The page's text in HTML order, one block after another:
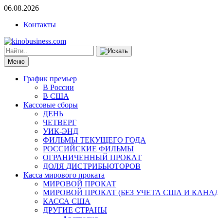
06.08.2026
Контакты
Меню
График премьер
В России
В США
Кассовые сборы
ДЕНЬ
ЧЕТВЕРГ
УИК-ЭНД
ФИЛЬМЫ ТЕКУЩЕГО ГОДА
РОССИЙСКИЕ ФИЛЬМЫ
ОГРАНИЧЕННЫЙ ПРОКАТ
ДОЛЯ ДИСТРИБЬЮТОРОВ
Касса мирового проката
МИРОВОЙ ПРОКАТ
МИРОВОЙ ПРОКАТ (БЕЗ УЧЕТА США И
КАССА США
ДРУГИЕ СТРАНЫ